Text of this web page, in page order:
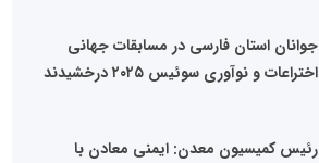
جوانان استان فارسی در مسابقات جهانی
اختراعات و نوآوری سوئیس ۲۰۲۵ درخشیدند
رئیس کمیسیون معدن: ایمنی معادن با